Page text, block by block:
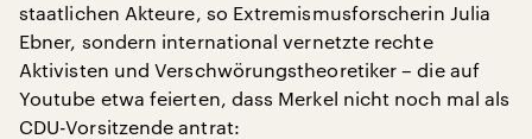
staatlichen Akteure, so Extremismusforscherin Julia
Ebner, sondern international vernetzte rechte
Aktivisten und Verschwörungstheoretiker – die auf
Youtube etwa feierten, dass Merkel nicht noch mal als
CDU-Vorsitzende antrat: